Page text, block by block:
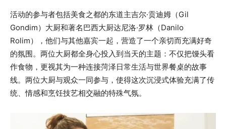
活动的参与者包括美食之都的东道主吉尔·贡迪姆（Gil
Gondim）大厨和著名巴西大厨达尼洛·罗林（Danilo
Rolim），他们与其他嘉宾一起，营造了一个亲切而充满好奇
的氛围。两位大厨都全身心投入到当天的主题：不仅把馒头看
作食物，更视其为一种连接菏泽日常生活与世界餐桌的故事
线。两位大厨与观众一同参与，使得这次沉浸式体验充满了传
统、情感和烹饪技艺相交融的特殊气氛。